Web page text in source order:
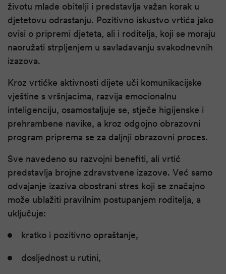
životu mlade obitelji i predstavlja važan korak u
djetetovu odrastanju. Pozitivno iskustvo vrtića jako
ovisi o pripremi djeteta, ali i roditelja, koji se moraju
naoružati strpljenjem u savladavanju svakodnevnih
izazova.
Kroz vrtićke aktivnosti dijete uči komunikacijske
vještine s vršnjacima, razvija emocionalnu
inteligenciju, osamostaljuje se, stječe higijenske i
prehrambene navike, a kroz odgojno obrazovni
program priprema se za daljnji obrazovni proces.
Sve navedeno su razvojni benefiti, ali vrtić
predstavlja brojne zdravstvene izazove. Već samo
odvajanje izaziva obostrani stres koji se značajno
može ublažiti pravilnim postupanjem roditelja, a
uključuje:
kratko i pozitivno opraštanje,
dosljednost u rutini,